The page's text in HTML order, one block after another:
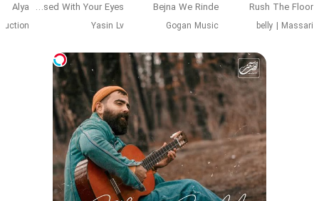
Rush The Floor
belly | Massari
Bejna We Rinde
Gogan Music
Obsessed With Your Eyes
Yasin Lv
Alya